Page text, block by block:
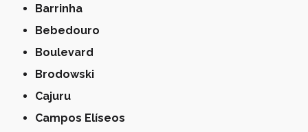
Barrinha
Bebedouro
Boulevard
Brodowski
Cajuru
Campos Elíseos